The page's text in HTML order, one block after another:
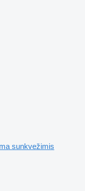
sunkvežimis